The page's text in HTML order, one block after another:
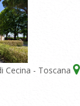
Cecina - Toscana